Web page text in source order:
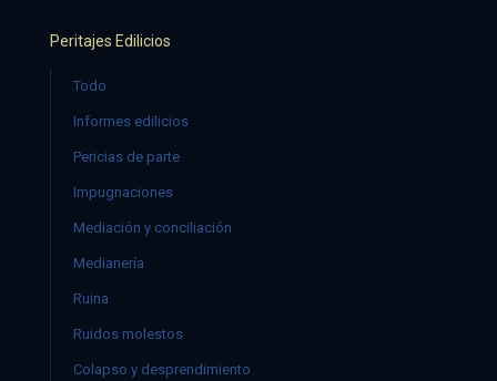
Peritajes Edilicios
Todo
Informes edilicios
Pericias de parte
Impugnaciones
Mediación y conciliación
Medianería
Ruina
Ruidos molestos
Colapso y desprendimiento